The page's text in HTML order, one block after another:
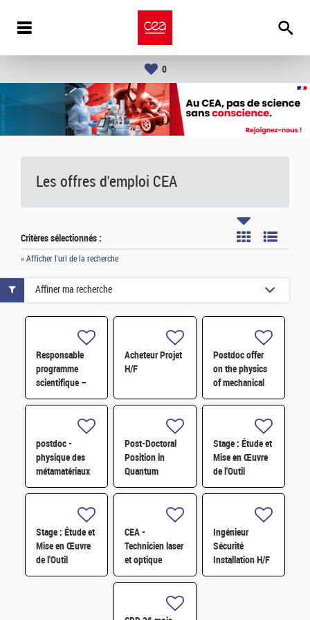
0
Les offres d'emploi CEA
Critères sélectionnés :
» Afficher l'url de la recherche
Responsable
programme
scientifique –
Systèmes
architecture de
calcul - CDI-
Paris-Saclay
H/F
Acheteur Projet
H/F
Postdoc offer
on the physics
of mechanical
metamaterials
postdoc -
physique des
métamatériaux
mécaniques H/F
Post-Doctoral
Position in
Quantum
Materials
Stage : Étude et
Mise en Œuvre
de l'Outil
VMware Cloud
(vROPS) H/F
Stage : Étude et
Mise en Œuvre
de l'Outil
XDMoD H/F
CEA -
Technicien laser
et optique
instrumentale -
Ingénieur
Sécurité
Installation H/F
Affiner ma recherche